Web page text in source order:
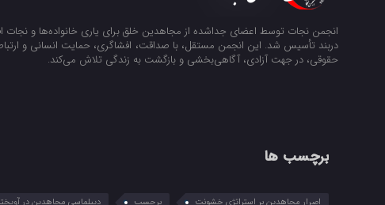
انجمن نجات توسط اعضای جداشده از مجاهدین خلق برای یاری خانواده‌ها و نجات
دربند تأسیس شد. این انجمن مستقل، با صداقت، افشاگری، حمایت انسانی و
حقوقی، در جهت آزادی، آگاهی‌بخشی و بازگشت به زندگی تلاش می‌کند.
برچسب ها
اصرار مجاهدین بر استراتژی خشونت برچسب دیپلماسی مجاهدین در